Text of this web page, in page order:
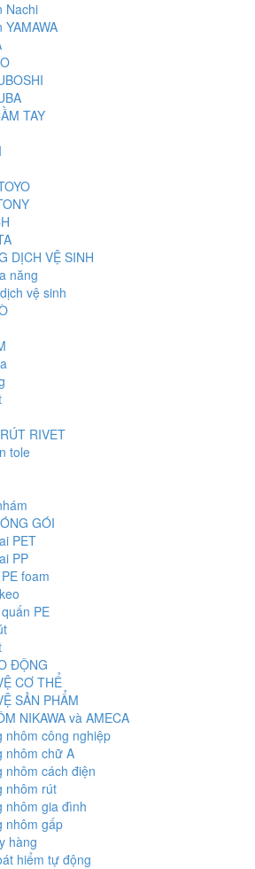
Nachi
YAMAWA
TAY
DỊCH VỆ SINH
năng
vệ sinh
RIVET
tole
GÓI
PET
PP
foam
PE
ĐỘNG
CƠ THỂ
SẢN PHẨM
NIKAWA và AMECA
nhôm công nghiệp
nhôm chữ A
nhôm cách điện
nhôm rút
nhôm gia đình
nhôm gấp
hàng
hiểm tự động